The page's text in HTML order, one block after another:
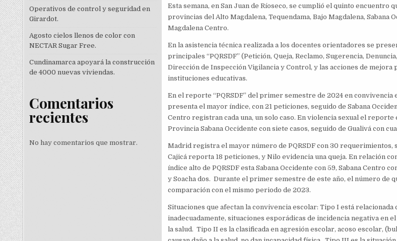
Esta semana, en San Juan de Ríoseco, se cumplió el quinto encuentro
provincias del Alto Magdalena, Tequendama, Bajo Magdalena, Sabana
Magdalena Centro.
En la asistencia técnica realizada a los docentes orientadores se
principales “PQRSDF” (Petición, Queja, Reclamo, Sugerencia,
Dirección de Inspección Vigilancia y Control, y las acciones de mejora
instituciones educativas.
En el reporte “PQRSDF” del primer semestre de 2024 en convivencia
presenta el mayor índice, con 21 peticiones, seguido de Sabana
Centro registran cada una, un solo caso. En violencia sexual el reporte
Provincia Sabana Occidente con siete casos, seguido de Gualivá con
Madrid registra el mayor número de PQRSDF con 30 requerimientos,
Cajicá reporta 18 peticiones, y Nilo evidencia una queja. En relación
índice alto de PQRSDF esta Sabana Occidente con 59, Sabana Centro
y Soacha dos. Durante el primer semestre de este año, el número de
comparación con el mismo periodo de 2023.
Situaciones que afectan la convivencia escolar: Tipo I está relacionada
inadecuadamente, situaciones esporádicas de incidencia negativa en
la salud. Tipo II es la clasificada en agresión escolar, acoso escolar,
Operativos de control y seguridad en
Girardot.
Agosto cielos llenos de color con
NECTAR Sugar Free.
Cundinamarca apoyará la construcción
de 4000 nuevas viviendas.
Comentarios
recientes
No hay comentarios que mostrar.